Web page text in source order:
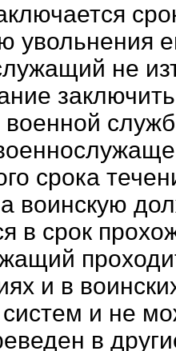
увольнения
не
срока
воинскую
в срок
и в
и не
в